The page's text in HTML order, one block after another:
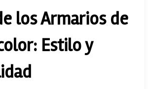
los Armarios de
Estilo y